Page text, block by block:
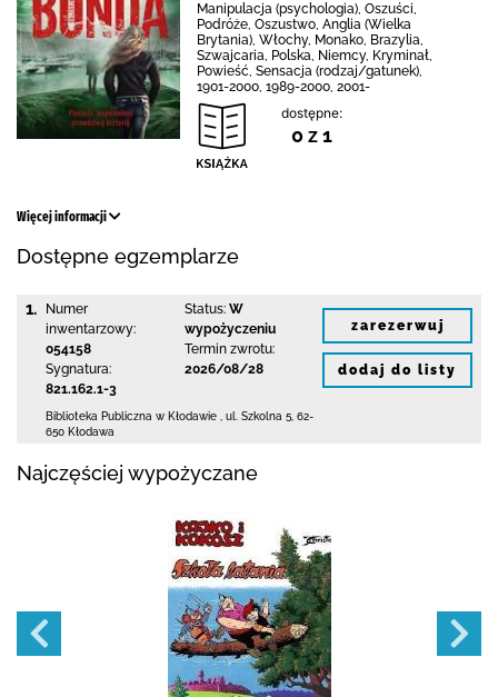
Manipulacja (psychologia), Oszuści,
Podróże, Oszustwo, Anglia (Wielka
Brytania), Włochy, Monako, Brazylia,
Szwajcaria, Polska, Niemcy, Kryminał,
Powieść, Sensacja (rodzaj/gatunek),
1901-2000, 1989-2000, 2001-
dostępne:
0 z 1
Więcej informacji
Dostępne egzemplarze
1.
Numer
inwentarzowy:
054158
Sygnatura:
821.162.1-3
Status: W
wypożyczeniu
Termin zwrotu:
2026/08/28
Biblioteka Publiczna w Kłodawie ul. Szkolna 5 62-
650 Kłodawa
zarezerwuj
dodaj do listy
Najczęściej wypożyczane